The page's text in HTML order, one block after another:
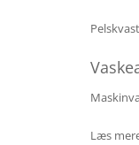
Læs